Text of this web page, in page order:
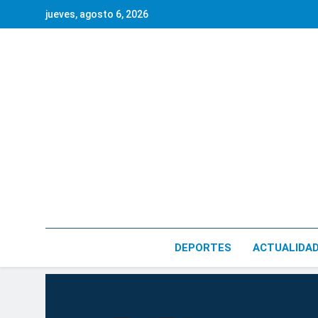
jueves, agosto 6, 2026
DEPORTES